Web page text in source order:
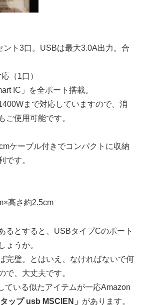
ント3口。USBは最大3.0A出力。合
（1口）
IC」を全ポート搭載。
まで対応していますので、消
ご使用可能です。
ケーブル付きでコンパクトに収納
です。
高さ約2.5cm
るとすると、USBタイプCのポート
ょうか。
完璧。とはいえ、なければないで何
で、大丈夫です。
ている似たアイテムが一応Amazon
ップ usb MSCIEN」 があります。